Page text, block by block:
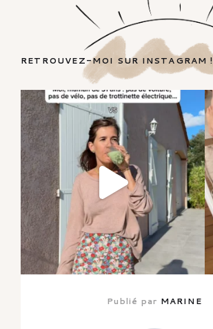
RETROUVEZ-MOI SUR INSTAGRAM !
Publié par MARINE